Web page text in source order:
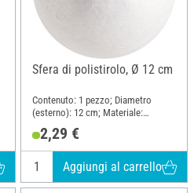
Sfera di polistirolo, Ø 12 cm
Contenuto: 1 pezzo; Diametro
(esterno): 12 cm; Materiale:
Polistirolo
2,29 €
Aggiungi al carrello